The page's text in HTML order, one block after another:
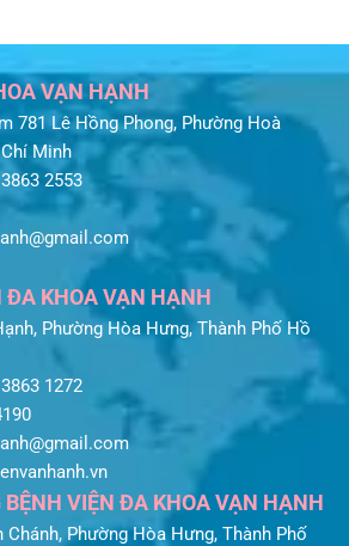
VẠN HẠNH
781 Lê Hồng Phong, Phường Hoà
Minh
2553
ĐA KHOA VẠN HẠNH
Phường Hòa Hưng, Thành Phố Hồ
1272
BỆNH VIỆN ĐA KHOA VẠN HẠNH
Chánh, Phường Hòa Hưng, Thành Phố